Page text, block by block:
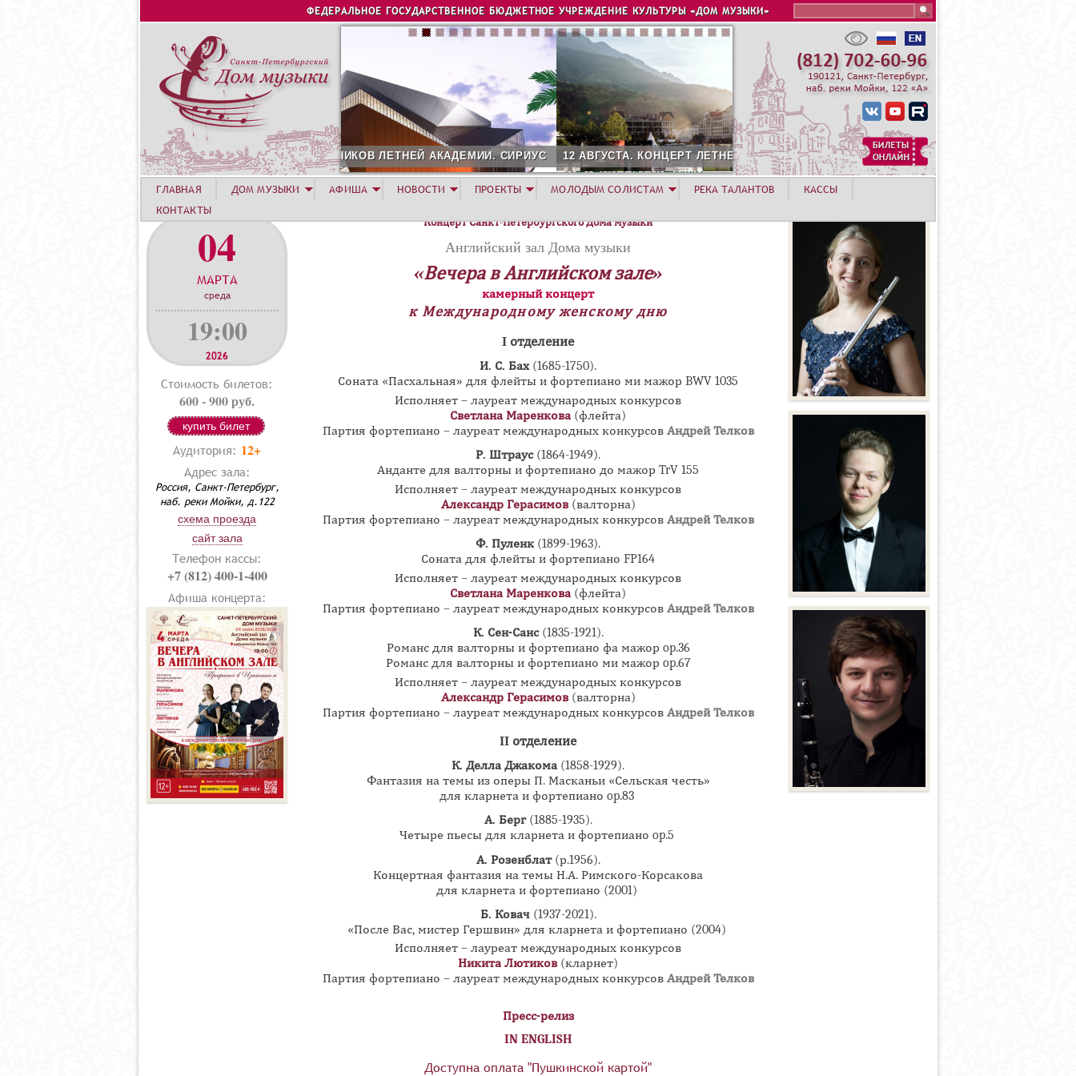
Jump to navigation
ФЕДЕРАЛЬНОЕ ГОСУДАРСТВЕННОЕ БЮДЖЕТНОЕ УЧРЕЖДЕНИЕ КУЛЬТУРЫ «ДОМ МУЗЫКИ»
КОНЦЕРТ УЧАСТНИКОВ ЛЕТНЕЙ АКАДЕМИИ. СИРИУС 12 АВГУСТА. КОНЦЕРТ ЛЕТНЕЙ АКАДЕМИИ. РОЗА ХУТОР
04
МАРТА
среда
19:00
2026
Стоимость билетов:
600 - 900 руб.
купить билет
Аудитория: 12+
Адрес зала:
Россия, Санкт-Петербург,
наб. реки Мойки, д.122
схема проезда
сайт зала
Телефон кассы:
+7 (812) 400-1-400
Афиша концерта:
Концерт Санкт-Петербургского Дома музыки
Английский зал Дома музыки
«Вечера в Английском зале»
камерный концерт
к Международному женскому дню
I отделение
И. С. Бах (1685-1750).
Соната «Пасхальная» для флейты и фортепиано ми мажор BWV 1035
Исполняет – лауреат международных конкурсов
Светлана Маренкова (флейта)
Партия фортепиано – лауреат международных конкурсов Андрей Телков
Р. Штраус(1864-1949).
Анданте для валторны и фортепиано до мажор TrV 155
Исполняет – лауреат международных конкурсов
Александр Герасимов(валторна)
Партия фортепиано – лауреат международных конкурсов Андрей Телков
Ф. Пуленк (1899-1963).
Соната для флейты и фортепиано FP164
Исполняет – лауреат международных конкурсов
Светлана Маренкова (флейта)
Партия фортепиано – лауреат международных конкурсов Андрей Телков
К. Сен-Санс(1835-1921).
Романс для валторны и фортепиано фа мажор op.36
Романс для валторны и фортепиано ми мажор op.67
Исполняет – лауреат международных конкурсов
Александр Герасимов(валторна)
Партия фортепиано – лауреат международных конкурсов Андрей Телков
II отделение
К. Делла Джакома (1858-1929).
Фантазия на темы из оперы П. Масканьи «Сельская честь»
для кларнета и фортепиано op.83
А. Берг(1885-1935).
Четыре пьесы для кларнета и фортепиано op.5
А. Розенблат(р.1956).
Концертная фантазия на темы Н.А. Римского-Корсакова
для кларнета и фортепиано (2001)
Б. Ковач(1937-2021).
«После Вас, мистер Гершвин» для кларнета и фортепиано (2004)
Исполняет – лауреат международных конкурсов
Никита Лютиков (кларнет)
Партия фортепиано – лауреат международных конкурсов Андрей Телков
Пресс-релиз
IN ENGLISH
Доступна оплата "Пушкинской картой"
ГЛАВНАЯ ДОМ МУЗЫКИ АФИША НОВОСТИ ПРОЕКТЫ МОЛОДЫМ СОЛИСТАМ РЕКА ТАЛАНТОВ
КАССЫ
КОНТАКТЫ